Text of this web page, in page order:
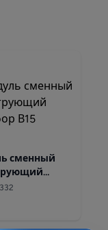
сменный
В15